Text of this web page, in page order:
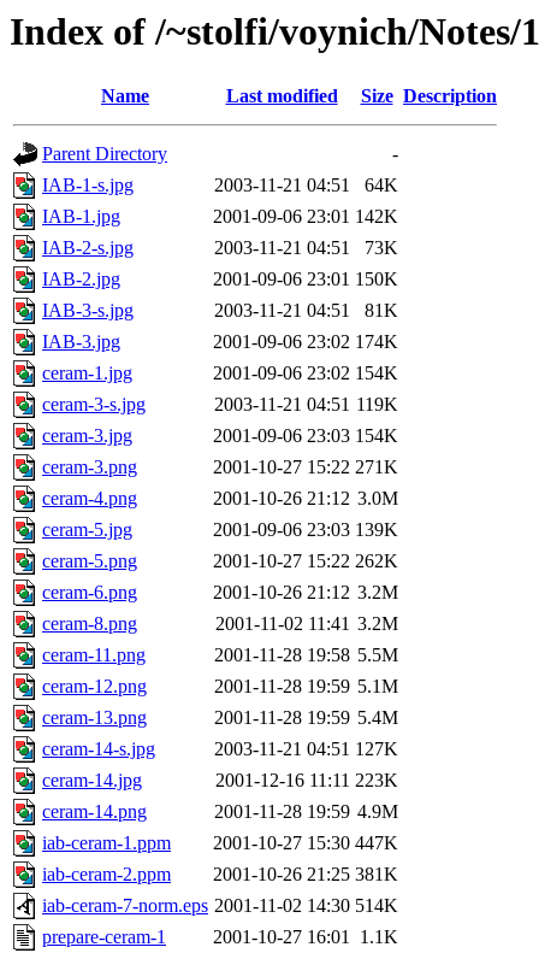
Index of /~stolfi/voynich/
Name Last modified Size Description
Parent Directory
-
IAB-1-s.jpg
2003-11-21 04:51
64K
IAB-1.jpg
2001-09-06 23:01 142K
IAB-2-s.jpg
2003-11-21 04:51
73K
IAB-2.jpg
2001-09-06 23:01 150K
IAB-3-s.jpg
2003-11-21 04:51
81K
IAB-3.jpg
2001-09-06 23:02 174K
ceram-1.jpg
2001-09-06 23:02 154K
ceram-3-s.jpg
2003-11-21 04:51 119K
ceram-3.jpg
2001-09-06 23:03 154K
ceram-3.png
2001-10-27 15:22 271K
ceram-4.png
2001-10-26 21:12 3.0M
ceram-5.jpg
2001-09-06 23:03 139K
ceram-5.png
2001-10-27 15:22 262K
ceram-6.png
2001-10-26 21:12 3.2M
ceram-8.png
2001-11-02 11:41 3.2M
ceram-11.png
2001-11-28 19:58 5.5M
ceram-12.png
2001-11-28 19:59 5.1M
ceram-13.png
2001-11-28 19:59 5.4M
ceram-14-s.jpg
2003-11-21 04:51 127K
ceram-14.jpg
2001-12-16 11:11 223K
ceram-14.png
2001-11-28 19:59 4.9M
iab-ceram-1.ppm
2001-10-27 15:30 447K
iab-ceram-2.ppm
2001-10-26 21:25 381K
iab-ceram-7-norm.eps 2001-11-02 14:30 514K
prepare-ceram-1
2001-10-27 16:01 1.1K